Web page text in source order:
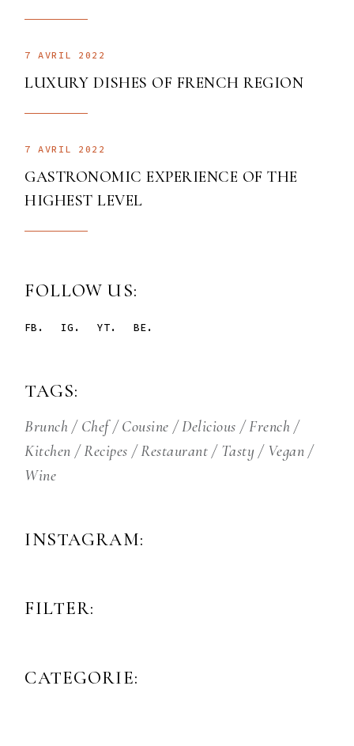
7 AVRIL 2022
LUXURY DISHES OF FRENCH REGION
7 AVRIL 2022
GASTRONOMIC EXPERIENCE OF THE
HIGHEST LEVEL
FOLLOW US:
FB. IG. YT. BE.
TAGS:
Brunch Chef Cousine Delicious
French
Kitchen
Recipes Restaurant Tasty
Vegan
Wine
INSTAGRAM:
FILTER:
CATEGORIE: